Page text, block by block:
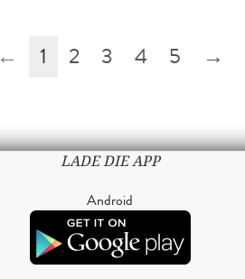
← 1 2 3 4 5 →
LADE DIE APP
Android